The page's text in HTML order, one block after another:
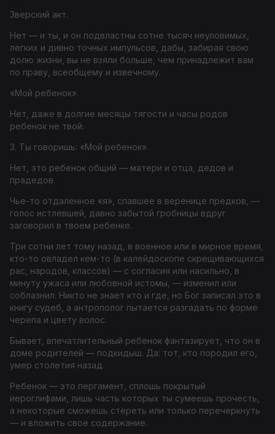
Зверский акт.
Нет — и ты, и он подвластны сотне тысяч неуловимых,
легких и дивно точных импульсов, дабы, забирая свою
долю жизни, вы не взяли больше, чем принадлежит вам
по праву, всеобщему и извечному.
«Мой ребенок».
Нет, даже в долгие месяцы тягости и часы родов
ребенок не твой.
3. Ты говоришь: «Мой ребенок».
Нет, это ребенок общий — матери и отца, дедов и
прадедов.
Чье-то отдаленное «я», спавшее в веренице предков, —
голос истлевшей, давно забытой гробницы вдруг
заговорил в твоем ребенке.
Три сотни лет тому назад, в военное или в мирное время,
кто-то овладел кем-то (в калейдоскопе скрещивающихся
рас, народов, классов) — с согласия или насильно, в
минуту ужаса или любовной истомы, — изменил или
соблазнил. Никто не знает кто и где, но Бог записал это в
книгу судеб, а антрополог пытается разгадать по форме
черепа и цвету волос.
Бывает, впечатлительный ребенок фантазирует, что он в
доме родителей — подкидыш. Да: тот, кто породил его,
умер столетия назад.
Ребенок — это пергамент, сплошь покрытый
иероглифами, лишь часть которых ты сумеешь прочесть,
а некоторые сможешь стереть или только перечеркнуть
— и вложить свое содержание.